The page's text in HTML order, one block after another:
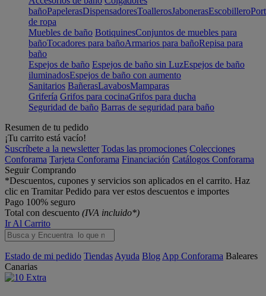
bañoPapelerasDispensadoresToallerosJabonerasEscobillero
de ropa
Muebles de baño BotiquinesConjuntos de muebles para
bañoTocadores para bañoArmarios para bañoRepisa para
baño
Espejos de baño Espejos de baño sin LuzEspejos de baño
iluminadosEspejos de baño con aumento
Sanitarios BañerasLavabosMamparas
Grifería Grifos para cocinaGrifos para ducha
Seguridad de baño Barras de seguridad para baño
Resumen de tu pedido
¡Tu carrito está vacío!
Suscríbete a la newsletter Todas las promociones Colecciones
Conforama Tarjeta Conforama Financiación Catálogos Conforama
Seguir Comprando
*Descuentos, cupones y servicios son aplicados en el carrito. Haz
clic en Tramitar Pedido para ver estos descuentos e importes
Pago 100% seguro
Total con descuento (IVA incluido*)
Ir Al Carrito
Estado de mi pedido Tiendas Ayuda Blog App Conforama Baleares
Canarias